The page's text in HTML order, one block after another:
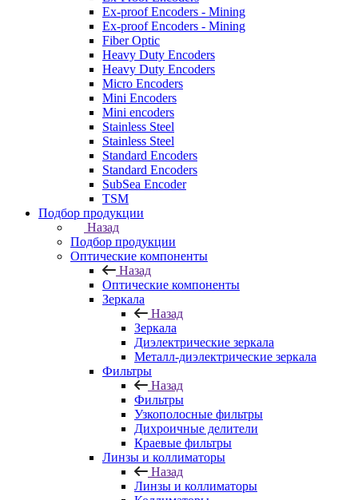
Ex-proof Encoders - Mining
Ex-proof Encoders - Mining
Fiber Optic
Heavy Duty Encoders
Heavy Duty Encoders
Micro Encoders
Mini Encoders
Mini encoders
Stainless Steel
Stainless Steel
Standard Encoders
Standard Encoders
SubSea Encoder
TSM
Подбор продукции
Назад
Подбор продукции
Оптические компоненты
Назад
Оптические компоненты
Зеркала
Назад
Зеркала
Диэлектрические зеркала
Металл-диэлектрические зеркала
Фильтры
Назад
Фильтры
Узкополосные фильтры
Дихроичные делители
Краевые фильтры
Линзы и коллиматоры
Назад
Линзы и коллиматоры